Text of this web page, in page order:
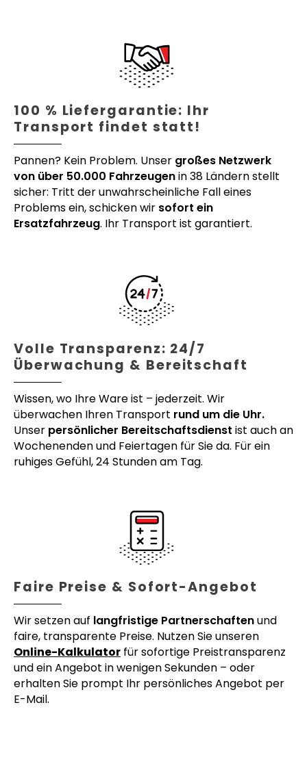
100 % Liefergarantie: Ihr
Transport findet statt!
Pannen? Kein Problem. Unser großes Netzwerk
von über 50.000 Fahrzeugenin 38 Ländern stellt
sicher: Tritt der unwahrscheinliche Fall eines
Problems ein, schicken wir sofort ein
Ersatzfahrzeug. Ihr Transport ist garantiert.
Volle Transparenz: 24/7
Überwachung & Bereitschaft
Wissen, wo Ihre Ware ist – jederzeit. Wir
überwachen Ihren Transport rund um die Uhr.
Unser persönlicher Bereitschaftsdienst ist auch an
Wochenenden und Feiertagen für Sie da. Für ein
ruhiges Gefühl, 24 Stunden am Tag.
Faire Preise & Sofort-Angebot
Wir setzen auf langfristige Partnerschaftenund
faire, transparente Preise. Nutzen Sie unseren
Online-Kalkulator für sofortige Preistransparenz
und ein Angebot in wenigen Sekunden – oder
erhalten Sie prompt Ihr persönliches Angebot per
E-Mail.